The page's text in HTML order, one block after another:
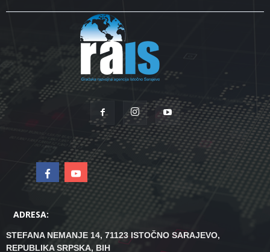
ADRESA:
STEFANA NEMANJE 14, 71123 ISTOČNO SARAJEVO,
REPUBLIKA SRPSKA, BIH